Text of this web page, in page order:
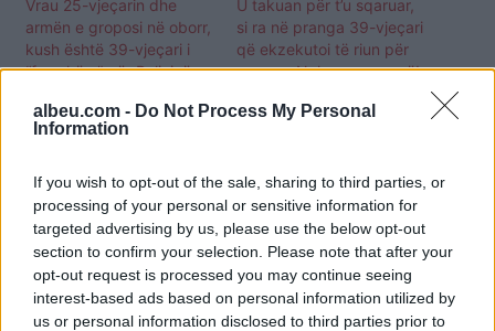
albeu.com - Do Not Process My Personal
Information
If you wish to opt-out of the sale, sharing to third parties, or
processing of your personal or sensitive information for
targeted advertising by us, please use the below opt-out
section to confirm your selection. Please note that after your
opt-out request is processed you may continue seeing
interest-based ads based on personal information utilized by
us or personal information disclosed to third parties prior to
Vrau 25-vjeçarin dhe
armën e groposi në oborr,
kush është 39-vjeçari i
“famshëm” për Policinë e
U takuan për t’u sqaruar,
si ra në pranga 39-vjeçari
që ekzekutoi të riun për
pazare: Nuk e vrava unë!
Selmanaj mohon vrasjen e
25-vjeçarit në Vlorë: Arma
dhe rrobat nuk janë të
miat! (VIDEO)